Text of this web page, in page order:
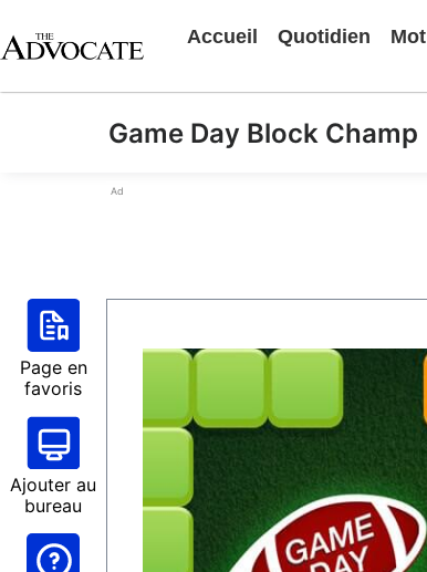
Accueil Quotidien Mot
Game Day Block Champ
Ad
Page en
favoris
Ajouter au
bureau